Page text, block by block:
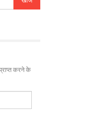
करने के